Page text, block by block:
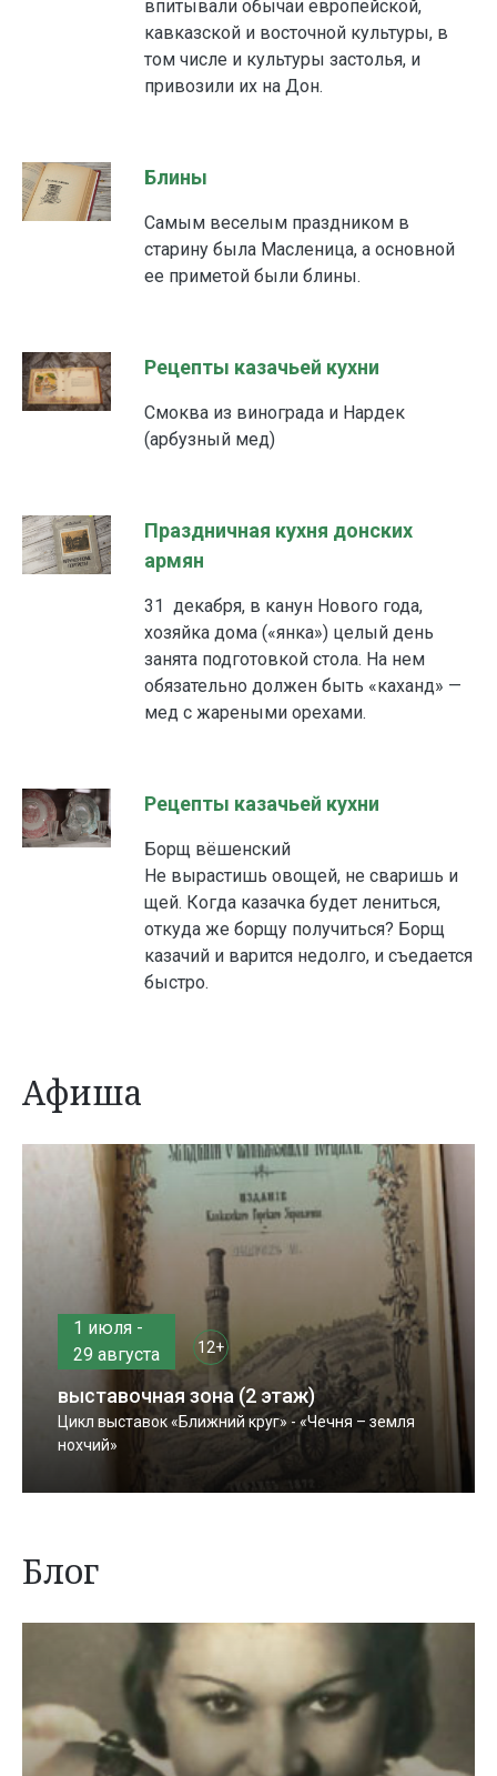
впитывали обычаи европейской,
кавказской и восточной культуры, в
том числе и культуры застолья, и
привозили их на Дон.
Блины
Самым веселым праздником в
старину была Масленица, а основной
ее приметой были блины.
Рецепты казачьей кухни
Смоква из винограда и Нардек
(арбузный мед)
Праздничная кухня донских
армян
31 декабря, в канун Нового года,
хозяйка дома («янка») целый день
занята подготовкой стола. На нем
обязательно должен быть «каханд» —
мед с жареными орехами.
Рецепты казачьей кухни
Борщ вёшенский
Не вырастишь овощей, не сваришь и
щей. Когда казачка будет лениться,
откуда же борщу получиться? Борщ
казачий и варится недолго, и съедается
быстро.
Афиша
1 июля -
29 августа
12+
выставочная зона (2 этаж)
Цикл выставок «Ближний круг» - «Чечня – земля
нохчий»
Блог